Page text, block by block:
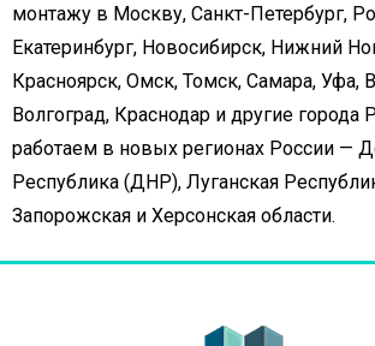
монтажу в Москву, Санкт-Петербург,
Екатеринбург, Новосибирск, Нижний
Красноярск, Омск, Томск, Самара, Уфа,
Волгоград, Краснодар и другие города
работаем в новых регионах России —
Республика (ДНР), Луганская
Запорожская и Херсонская области.